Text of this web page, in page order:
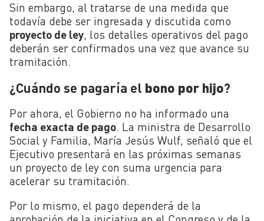
Sin embargo, al tratarse de una medida que
todavía debe ser ingresada y discutida como
proyecto de ley, los detalles operativos del pago
deberán ser confirmados una vez que avance su
tramitación.
¿Cuándo se pagaría el bono por hijo?
Por ahora, el Gobierno no ha informado una
fecha exacta de pago. La ministra de Desarrollo
Social y Familia, María Jesús Wulf, señaló que el
Ejecutivo presentará en las próximas semanas
un proyecto de ley con suma urgencia para
acelerar su tramitación.
Por lo mismo, el pago dependerá de la